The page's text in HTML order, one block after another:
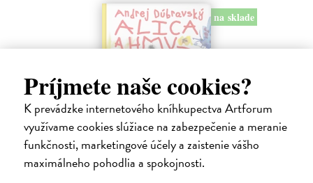
Príjmete naše cookies?
K prevádzke internetového kníhkupectva Artforum
využívame cookies slúžiace na zabezpečenie a meranie
funkčnosti, marketingové účely a zaistenie vášho
maximálneho pohodlia a spokojnosti.
na sklade
Alica a hmyz